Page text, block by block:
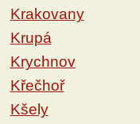
Krakovany
Krupá
Krychnov
Křečhoř
Kšely